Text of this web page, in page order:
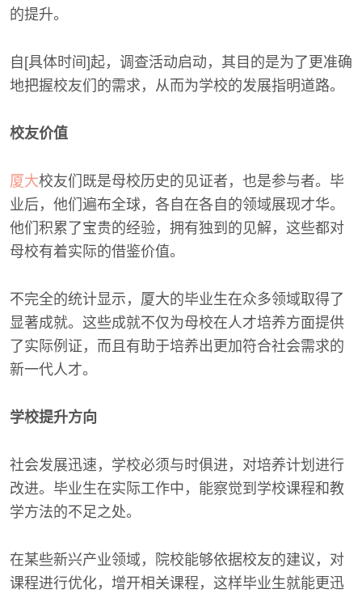
的提升。
自[具体时间]起，调查活动启动，其目的是为了更准确
地把握校友们的需求，从而为学校的发展指明道路。
校友价值
厦大校友们既是母校历史的见证者，也是参与者。毕
业后，他们遍布全球，各自在各自的领域展现才华。
他们积累了宝贵的经验，拥有独到的见解，这些都对
母校有着实际的借鉴价值。
不完全的统计显示，厦大的毕业生在众多领域取得了
显著成就。这些成就不仅为母校在人才培养方面提供
了实际例证，而且有助于培养出更加符合社会需求的
新一代人才。
学校提升方向
社会发展迅速，学校必须与时俱进，对培养计划进行
改进。毕业生在实际工作中，能察觉到学校课程和教
学方法的不足之处。
在某些新兴产业领域，院校能够依据校友的建议，对
课程进行优化，增开相关课程，这样毕业生就能更迅